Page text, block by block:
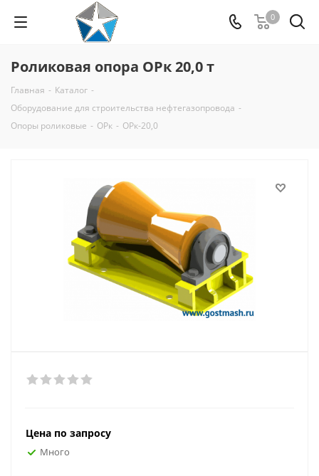
0
Роликовая опора ОРк 20,0 т
Главная - Каталог -
Оборудование для строительства нефтегазопровода -
Опоры роликовые - ОРк - ОРк-20,0
Цена по запросу
Много